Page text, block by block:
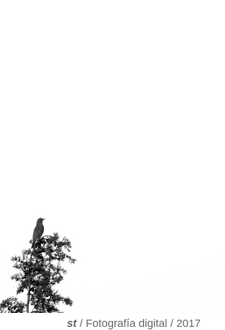
st/ Fotografía digital / 2017